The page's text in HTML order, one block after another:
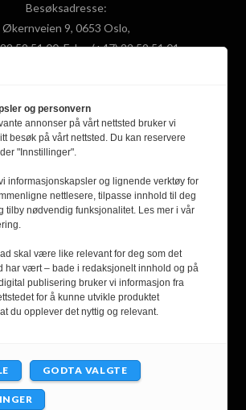
Besøksadresse:
Økernveien 9, 0653 Oslo,
59 51 00, Faks: (+47) 22 59 51 01,
a
c
e
o
o
(
T
w
t
t
)
Y
u
T
b
e
L
n
k
d
I
NYHETSBREV
SEND
på den trykte utgaven.
og personvern
annonser på vårt nettsted bruker vi
besøk på vårt nettsted. Du kan reservere
"Innstillinger".
informasjonskapsler og lignende verktøy for
nettlesere, tilpasse innhold til deg
tilby nødvendig funksjonalitet. Les mer i vår
skal være like relevant for deg som det
har vært – bade i redaksjonelt innhold og på
publisering bruker vi informasjon fra
for å kunne utvikle produktet
du opplever det nyttig og relevant.
GODTA VALGTE